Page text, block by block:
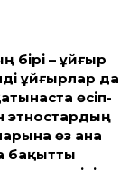
бірі – ұйғыр
ұйғырлар да
өсіп-
этностардың
өз ана
бақыт­ты